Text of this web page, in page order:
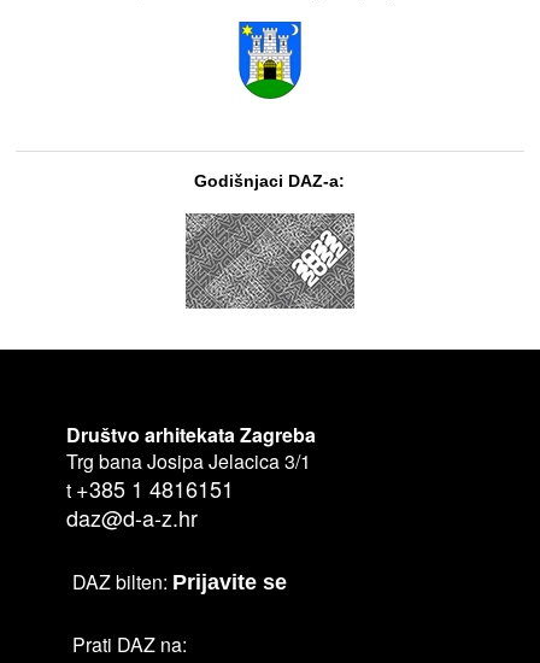
Godišnjaci DAZ-a:
Društvo arhitekata Zagreba
Trg bana Josipa Jelacica 3/1
t +385 1 4816151
daz@d-a-z.hr
DAZ bilten: Prijavite se
Prati DAZ na: